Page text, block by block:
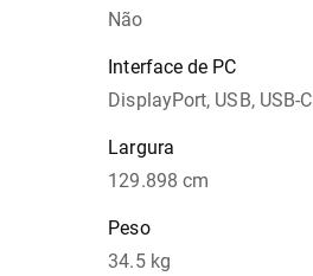
Não
Interface de PC
DisplayPort, USB, USB-C
Largura
129.898 cm
Peso
34.5 kg